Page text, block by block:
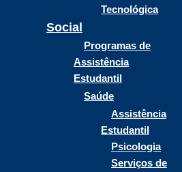
Tecnológica
Social
Programas de
Assistência
Estudantil
Saúde
Assistência
Estudantil
Psicologia
Serviços de